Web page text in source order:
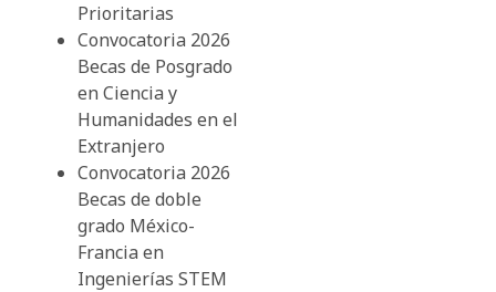
Prioritarias
Convocatoria 2026
Becas de Posgrado
en Ciencia y
Humanidades en el
Extranjero
Convocatoria 2026
Becas de doble
grado México-
Francia en
Ingenierías STEM